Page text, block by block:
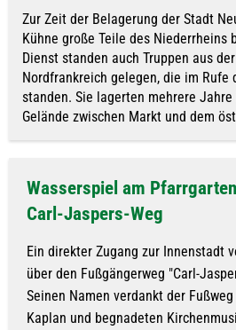
Zur Zeit der Belagerung der Stadt
Kühne große Teile des Niederrheins
Dienst standen auch Truppen aus
Nordfrankreich gelegen, die im Rufe
standen. Sie lagerten mehrere
Gelände zwischen Markt und dem
Wasserspiel am Pfarrgarten
Carl-Jaspers-Weg
Ein direkter Zugang zur Innenstadt
über den Fußgängerweg "Carl-
Seinen Namen verdankt der
Kaplan und begnadeten